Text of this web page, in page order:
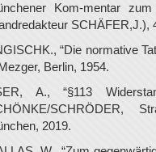
Kom-mentar
SCHÄFER,J.),
“Die normative
Berlin, 1954.
A., “§113
SCHRÖDER,
2019.